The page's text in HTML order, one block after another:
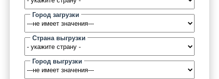
Биржа
Язык:
Город загрузки
Страна выгрузки
Город выгрузки